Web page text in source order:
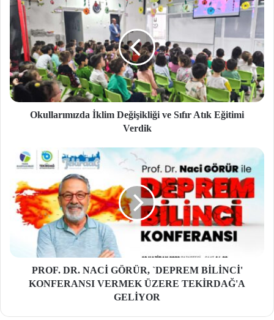
Okullarımızda İklim Değişikliği ve Sıfır Atık Eğitimi
Verdik
PROF. DR. NACİ GÖRÜR, `DEPREM BİLİNCİ'
KONFERANSI VERMEK ÜZERE TEKİRDAĞ'A
GELİYOR